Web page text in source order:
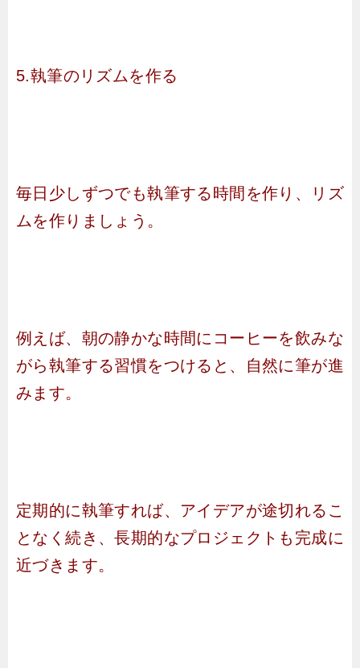
5.執筆のリズムを作る
毎日少しずつでも執筆する時間を作り、リズ
ムを作りましょう。
例えば、朝の静かな時間にコーヒーを飲みな
がら執筆する習慣をつけると、自然に筆が進
みます。
定期的に執筆すれば、アイデアが途切れるこ
となく続き、長期的なプロジェクトも完成に
近づきます。